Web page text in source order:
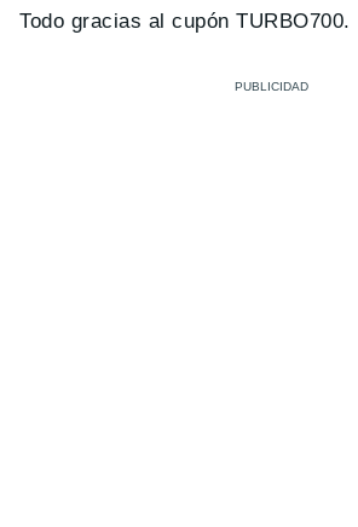
Todo gracias al cupón TURBO700.